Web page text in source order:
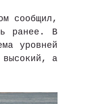
сообщил,
ранее. В
уровней
а